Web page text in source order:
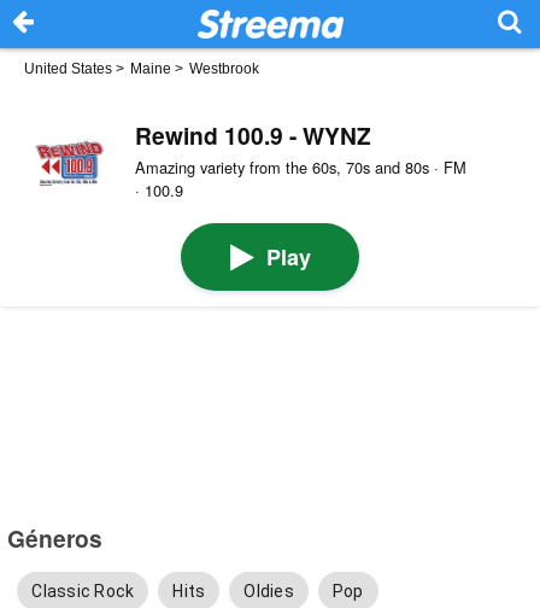
United States > Maine > Westbrook
Rewind 100.9 - WYNZ
Amazing variety from the 60s, 70s and 80s · FM
· 100.9
Play
Géneros
Classic Rock Hits Oldies Pop